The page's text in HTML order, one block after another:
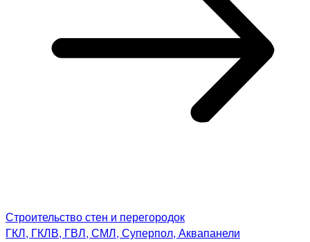
Строительство стен и перегородок
ГКЛ, ГКЛВ, ГВЛ, СМЛ, Суперпол, Аквапанели